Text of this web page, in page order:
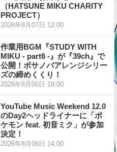
（HATSUNE MIKU CHARITY
PROJECT）
2026年8月07日 12:00
作業用BGM『STUDY WITH
MIKU - part6 -』が『39ch』で
公開！ボサノバアレンジシリー
ズの締めくくり！
2026年8月06日 19:00
YouTube Music Weekend 12.0
のDay2ヘッドライナーに「ポ
ケモン feat. 初音ミク」が参加
決定！
2026年8月06日 14:00